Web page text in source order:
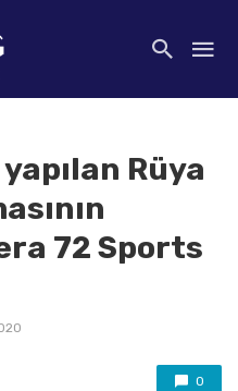
Rüya
72 Sports
0